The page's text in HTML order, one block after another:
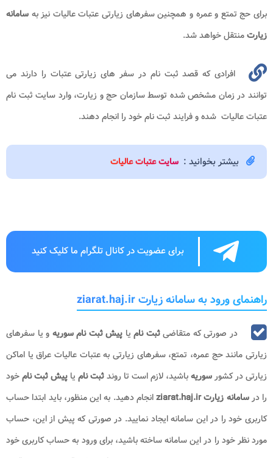
برای حج تمتع و عمره و همچنین سفرهای زیارتی عتبات عالیات نیز به سامانه
زیارتمنتقل خواهد شد.
افرادی که قصد ثبت نام در سفر های زیارتی عتبات را دارند می
توانند در زمان مشخص شده توسط سازمان حج و زیارت، وارد سایت ثبت نام
عتبات عالیات شده و فرایند ثبت نام خود را انجام دهند.
بیشتر بخوانید : سایت عتبات عالیات
برای عضویت در کانال تلگرام ما کلیک کنید
راهنمای ورود به سامانه زیارت ziarat.haj.ir
در صورتی که متقاضیثبت نام یا پیش ثبت نام سوریه و یا سفرهای
زیارتی مانند حج عمره، تمتع، سفرهای زیارتی به عتبات عالیات عراق یا اماکن
زیارتی در کشورسوریهباشید، لازم است تا روندثبت نام یا پیش ثبت نامخود
را در سامانه زیارتziarat.haj.irانجام دهید. به این منظور، باید ابتدا حساب
کاربری خود را در این سامانه ایجاد نمایید. در صورتی که پیش از این، حساب
مورد نظر خود را در این سامانه ساخته باشید، برای ورود به حساب کاربری خود